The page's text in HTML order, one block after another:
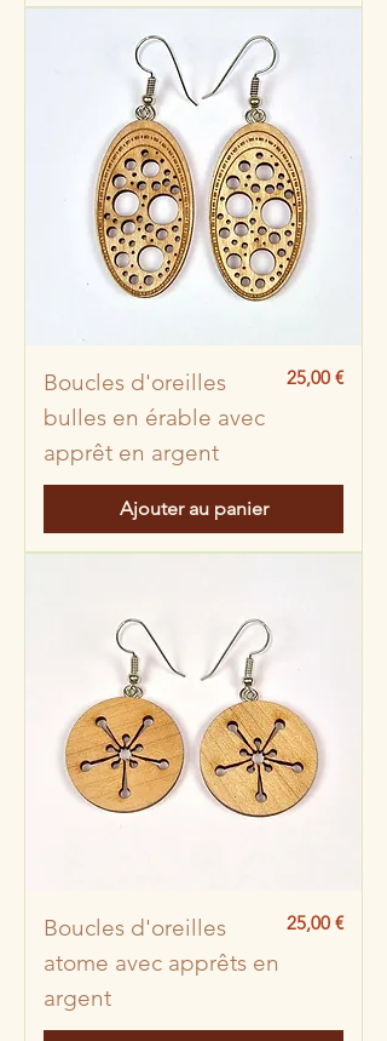
Boucles d'oreilles
bulles en érable avec
apprêt en argent
Prix
25,00 €
Ajouter au panier
Boucles d'oreilles
atome avec apprêts en
argent
Prix
25,00 €